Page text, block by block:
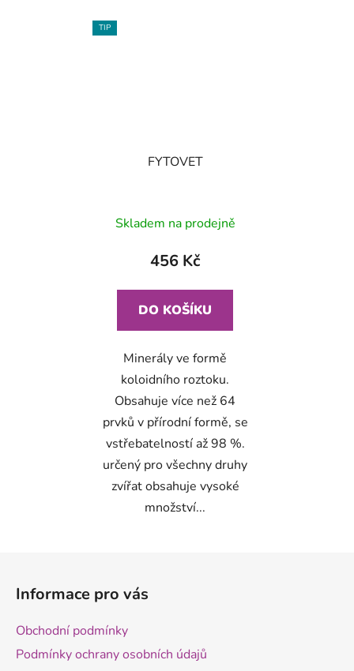
TIP
FYTOVET
Skladem na prodejně
456 Kč
DO KOŠÍKU
Minerály ve formě
koloidního roztoku.
Obsahuje více než 64
prvků v přírodní formě, se
vstřebatelností až 98 %.
určený pro všechny druhy
zvířat obsahuje vysoké
množství...
Informace pro vás
Obchodní podmínky
Podmínky ochrany osobních údajů